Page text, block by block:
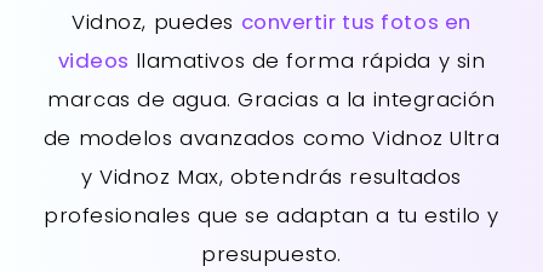
Vidnoz, puedes convertir tus fotos en
videos llamativos de forma rápida y sin
marcas de agua. Gracias a la integración
de modelos avanzados como Vidnoz Ultra
y Vidnoz Max, obtendrás resultados
profesionales que se adaptan a tu estilo y
presupuesto.